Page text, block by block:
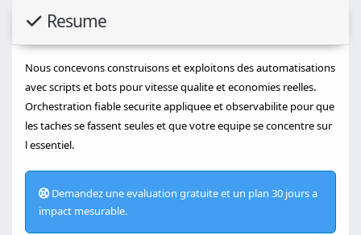
Resume
Nous concevons construisons et exploitons des automatisations
avec scripts et bots pour vitesse qualite et economies reelles.
Orchestration fiable securite appliquee et observabilite pour que
les taches se fassent seules et que votre equipe se concentre sur
l essentiel.
Demandez une evaluation gratuite et un plan 30 jours a
impact mesurable.